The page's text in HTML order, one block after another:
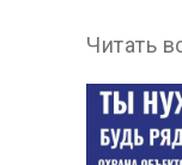
Читать